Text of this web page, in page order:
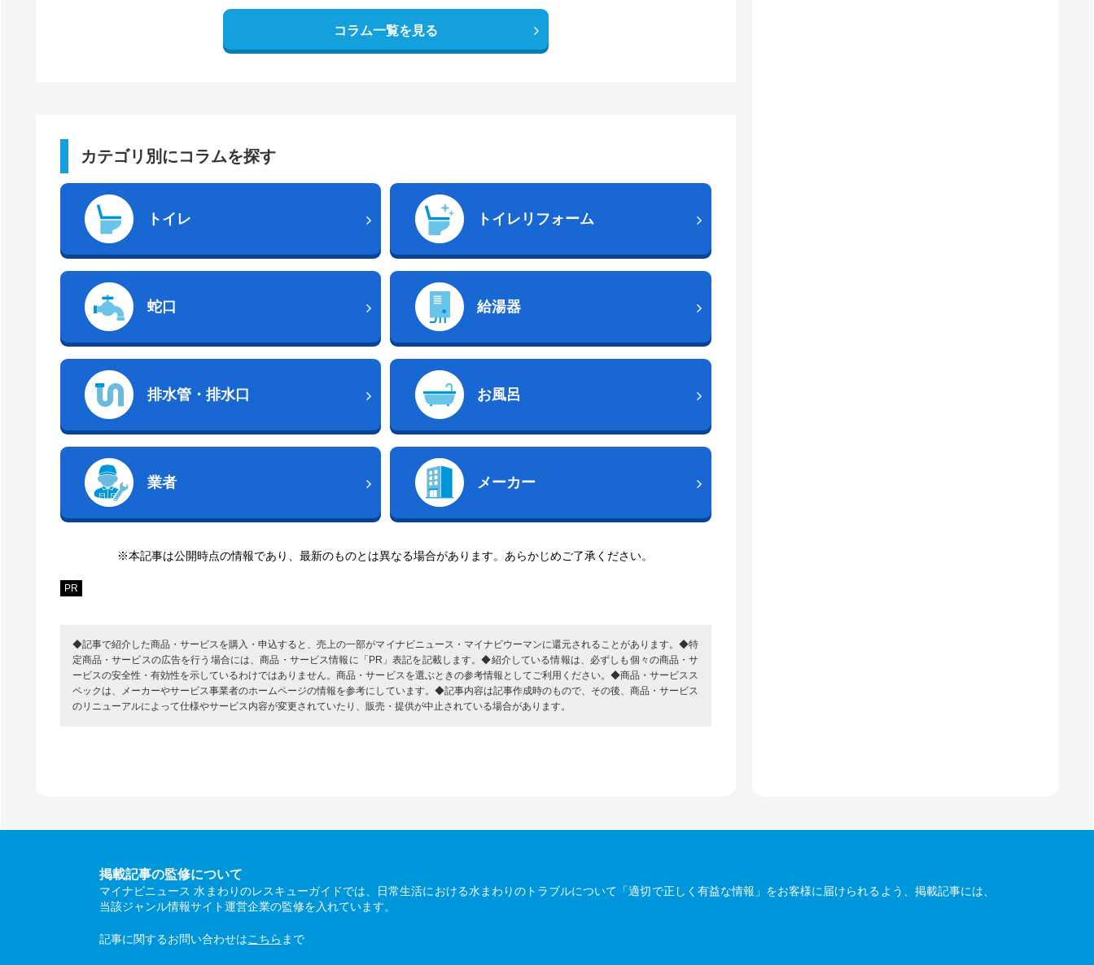
コラム一覧を見る
カテゴリ別にコラムを探す
トイレ トイレリフォーム
蛇口 給湯器
排水管・排水口 お風呂
業者 メーカー
※本記事は公開時点の情報であり、最新のものとは異なる場合があります。あらかじめご了承ください。
PR
◆記事で紹介した商品・サービスを購入・申込すると、売上の一部がマイナビニュース・マイナビウーマンに還元されることがあります。◆特
定商品・サービスの広告を行う場合には、商品・サービス情報に「PR」表記を記載します。◆紹介している情報は、必ずしも個々の商品・サ
ービスの安全性・有効性を示しているわけではありません。商品・サービスを選ぶときの参考情報としてご利用ください。◆商品・サービスス
ペックは、メーカーやサービス事業者のホームページの情報を参考にしています。◆記事内容は記事作成時のもので、その後、商品・サービス
のリニューアルによって仕様やサービス内容が変更されていたり、販売・提供が中止されている場合があります。
掲載記事の監修について
マイナビニュース 水まわりのレスキューガイドでは、日常生活における水まわりのトラブルについて「適切で正しく有益な情報」をお客様に届けられるよう、掲載記事には、
当該ジャンル情報サイト運営企業の監修を入れています。
記事に関するお問い合わせはこちら まで